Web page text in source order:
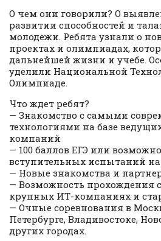
О чем они говорили? О
развитии способностей и
молодежи. Ребята узнали о
проектах и олимпиадах,
дальнейшей жизни и учебе.
уделили Национальной
Олимпиаде.
Что ждет ребят?
— Знакомство с самыми
технологиями на базе
компаний
— 100 баллов ЕГЭ или
вступительных испытаний
— Новые знакомства и
— Возможность прохождения
крупных ИТ-компаниях и
— Очные соревнования в
Петербурге, Владивостоке,
других городах.